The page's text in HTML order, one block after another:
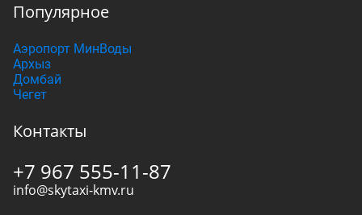
Популярное
Аэропорт МинВоды
Архыз
Домбай
Чегет
Контакты
+7 967 555-11-87
info@skytaxi-kmv.ru